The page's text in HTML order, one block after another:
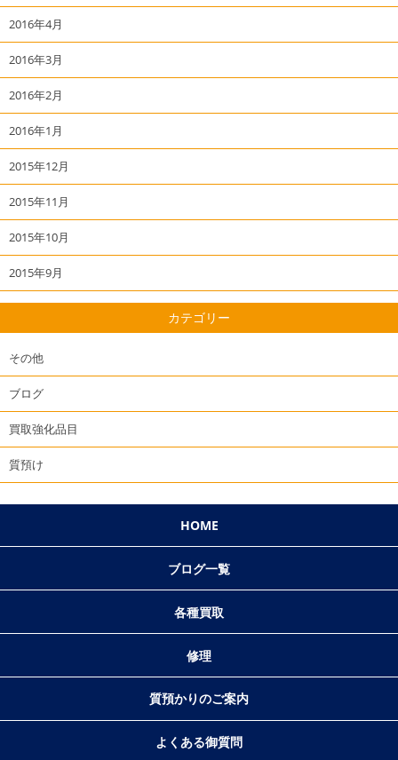
2016年4月
2016年3月
2016年2月
2016年1月
2015年12月
2015年11月
2015年10月
2015年9月
カテゴリー
その他
ブログ
買取強化品目
質預け
HOME
ブログ一覧
各種買取
修理
質預かりのご案内
よくある御質問